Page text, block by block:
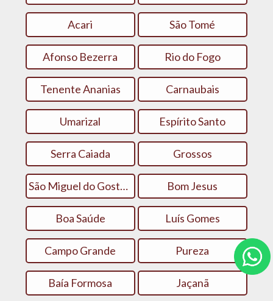
Acari São Tomé
Afonso Bezerra Rio do Fogo
Tenente Ananias Carnaubais
Umarizal Espírito Santo
Serra Caiada Grossos
São Miguel do Gostoso Bom Jesus
Boa Saúde Luís Gomes
Campo Grande Pureza
Baía Formosa Jaçanã